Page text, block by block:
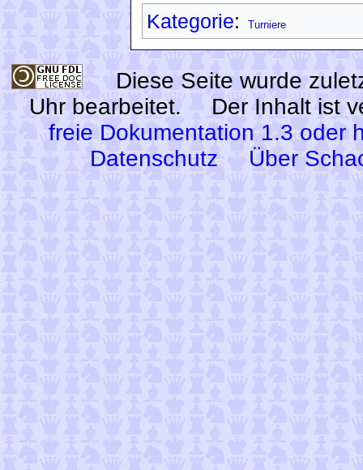
Kategorie: Turniere
Diese Seite wurde
Uhr bearbeitet.
Der Inhalt ist
freie Dokumentation 1.3 oder
Datenschutz
Über